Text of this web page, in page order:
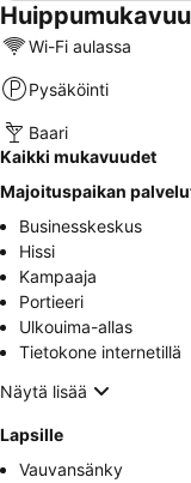
Wi-Fi aulassa
Pysäköinti
Baari
Kaikki mukavuudet
Majoituspaikan
Businesskeskus
Hissi
Kampaaja
Portieeri
Ulkouima-allas
Tietokone internetillä
Näytä lisää
Lapsille
Vauvansänky